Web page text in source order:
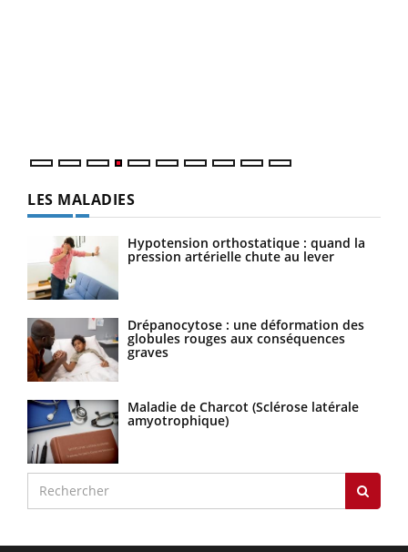
LES MALADIES
Hypotension orthostatique : quand la
pression artérielle chute au lever
Drépanocytose : une déformation des
globules rouges aux conséquences
graves
Maladie de Charcot (Sclérose latérale
amyotrophique)